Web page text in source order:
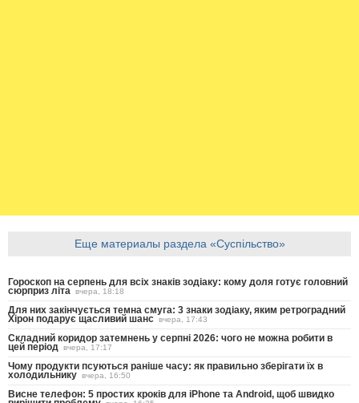
Еще материалы раздела «Суспільство»
Гороскоп на серпень для всіх знаків зодіаку: кому доля готує головний
сюрприз літа вчера, 18:18
Для них закінчується темна смуга: 3 знаки зодіаку, яким ретроградний
Хірон подарує щасливий шанс вчера, 17:43
Складний коридор затемнень у серпні 2026: чого не можна робити в
цей період вчера, 17:17
Чому продукти псуються раніше часу: як правильно зберігати їх в
холодильнику вчера, 16:50
Висне телефон: 5 простих кроків для iPhone та Android, щоб швидко